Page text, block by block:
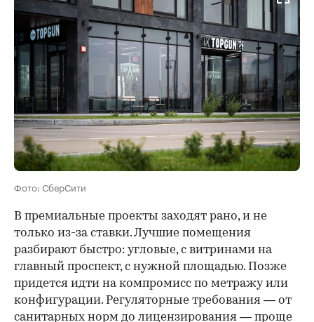
Фото: СберСити
В премиальные проекты заходят рано, и не
только из-за ставки. Лучшие помещения
разбирают быстро: угловые, с витринами на
главный проспект, с нужной площадью. Позже
придется идти на компромисс по метражу или
конфигурации. Регуляторные требования — от
санитарных норм до лицензирования — проще